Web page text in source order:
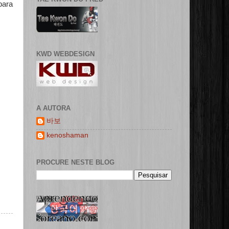
KWD WEBDESIGN
A AUTORA
바보
kenoshaman
PROCURE NESTE BLOG